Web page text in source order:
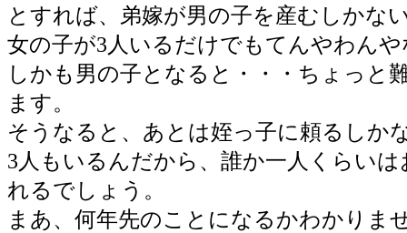
とすれば、弟嫁が男の子を産むしかな
女の子が3人いるだけでもてんやわん
しかも男の子となると・・・ちょっと
ます。
そうなると、あとは姪っ子に頼るしか
3人もいるんだから、誰か一人くらい
れるでしょう。
まあ、何年先のことになるかわかりま